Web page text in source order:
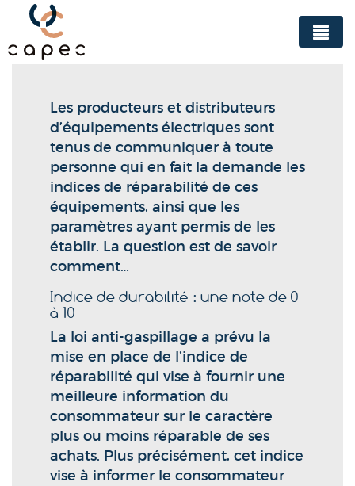
Panneau de gestion des cookies
Les producteurs et distributeurs
d’équipements électriques sont
tenus de communiquer à toute
personne qui en fait la demande les
indices de réparabilité de ces
équipements, ainsi que les
paramètres ayant permis de les
établir. La question est de savoir
comment…
Indice de durabilité : une note de 0
à 10
La loi anti-gaspillage a prévu la
mise en place de l’indice de
réparabilité qui vise à fournir une
meilleure information du
consommateur sur le caractère
plus ou moins réparable de ses
achats. Plus précisément, cet indice
vise à informer le consommateur